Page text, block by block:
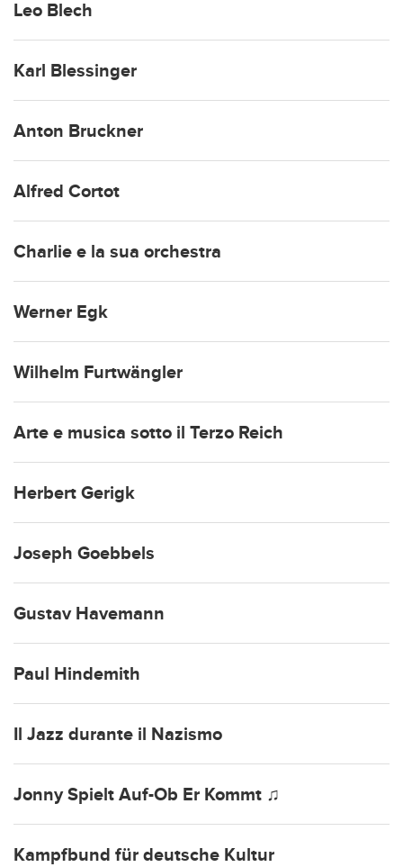
Leo Blech
Karl Blessinger
Anton Bruckner
Alfred Cortot
Charlie e la sua orchestra
Werner Egk
Wilhelm Furtwängler
Arte e musica sotto il Terzo Reich
Herbert Gerigk
Joseph Goebbels
Gustav Havemann
Paul Hindemith
Il Jazz durante il Nazismo
Jonny Spielt Auf-Ob Er Kommt ♫
Kampfbund für deutsche Kultur